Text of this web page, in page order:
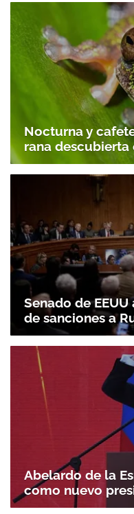
Nocturna y
rana descubierta
Senado de
de sanciones a
Abelardo de la
como nuevo